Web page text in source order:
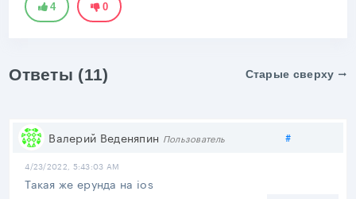
4 0
Ответы (11) Старые сверху
Валерий Веденяпин Пользователь #Поделиться
4/23/2022, 5:43:03 AM
Такая же ерунда на ios